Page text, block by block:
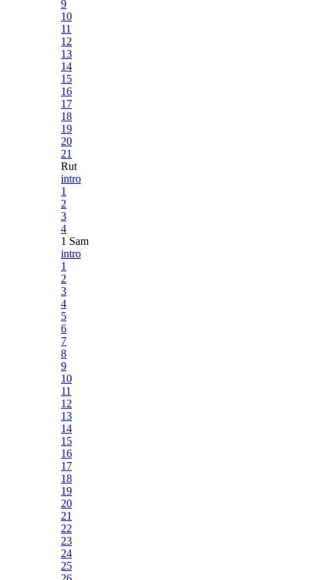
9
10
11
12
13
14
15
16
17
18
19
20
21
Rut
intro
1
2
3
4
1 Sam
intro
1
2
3
4
5
6
7
8
9
10
11
12
13
14
15
16
17
18
19
20
21
22
23
24
25